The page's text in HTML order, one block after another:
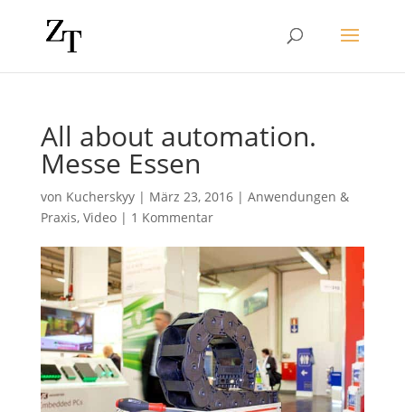
All about automation.
Messe Essen
von Kucherskyy| März 23, 2016| Anwendungen &
Praxis, Video| 1 Kommentar